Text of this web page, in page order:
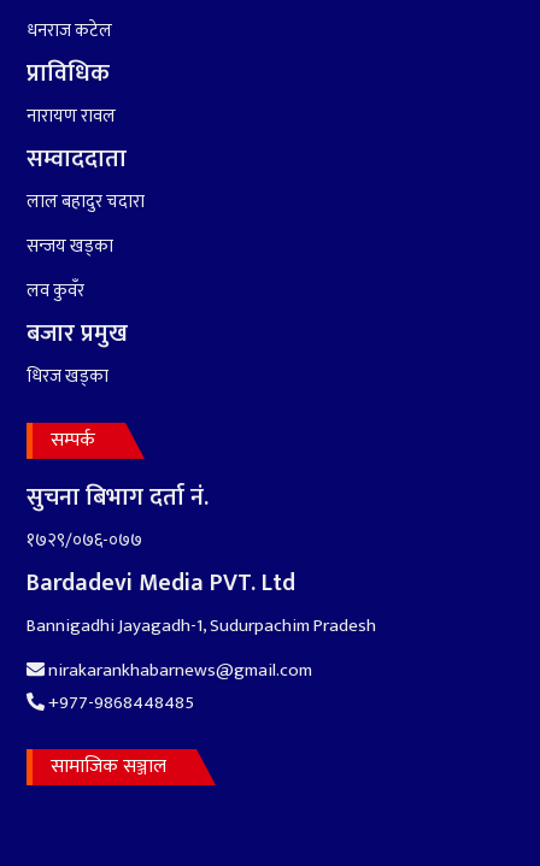
धनराज कटेल
प्राविधिक
नारायण रावल
सम्वाददाता
लाल बहादुर चदारा
सन्जय खड्का
लव कुवँर
बजार प्रमुख
धिरज खड्का
सम्पर्क
सुचना बिभाग दर्ता नं.
१७२९/०७६-०७७
Bardadevi Media PVT. Ltd
Bannigadhi Jayagadh-1, Sudurpachim Pradesh
nirakarankhabarnews@gmail.com
+977-9868448485
सामाजिक सञ्जाल